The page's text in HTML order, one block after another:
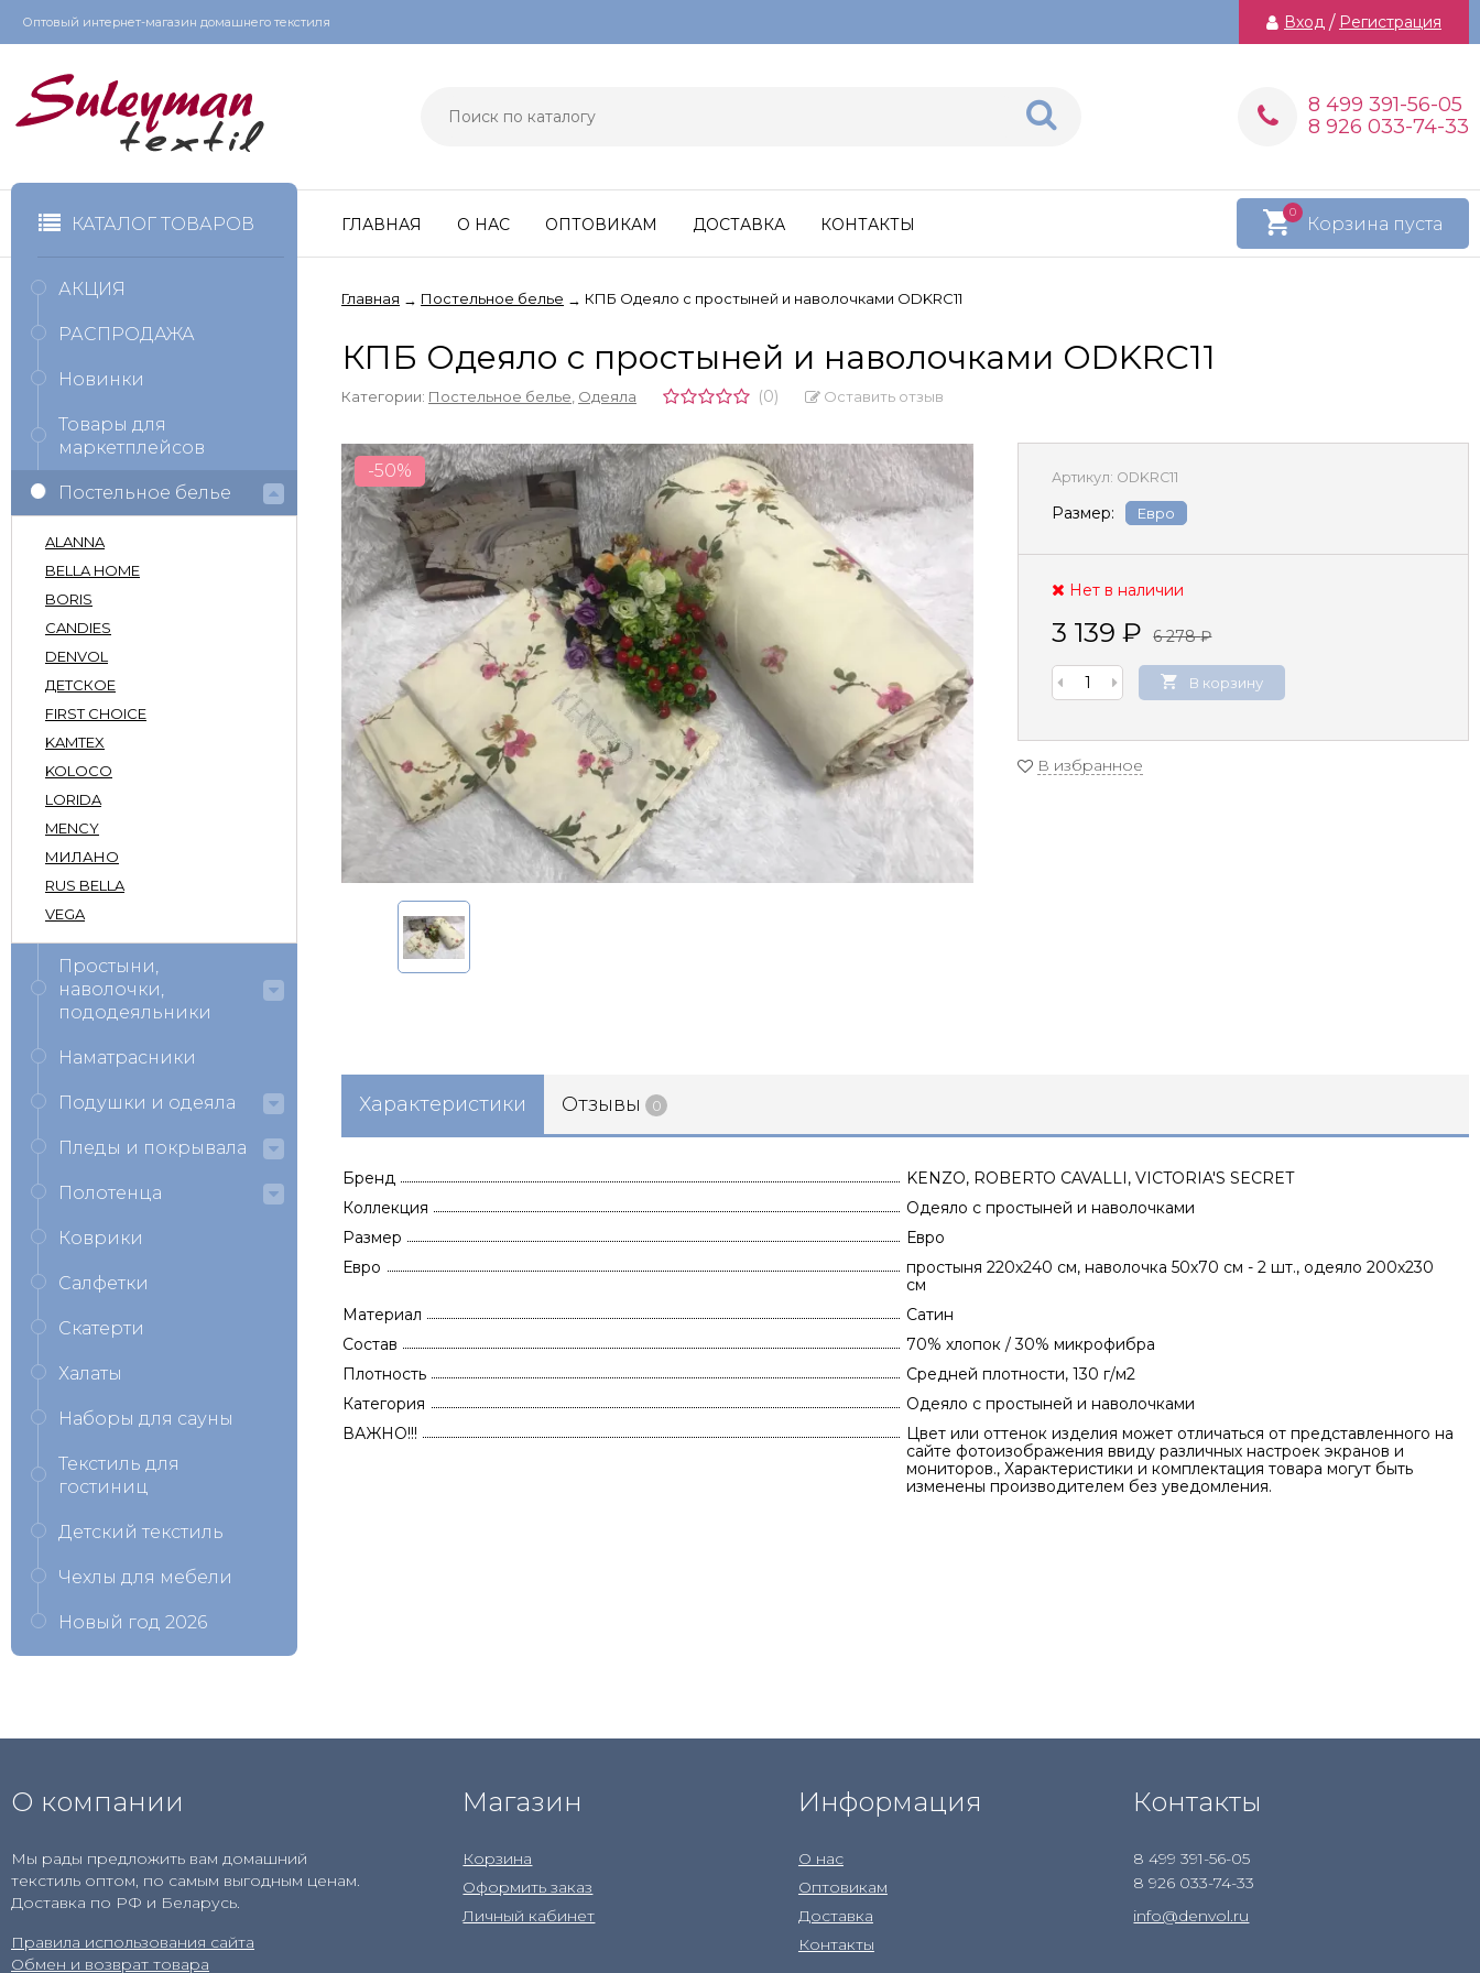
Оптовый интернет-магазин домашнего текстиля Вход / Регистрация
8 499 391-56-05
8 926 033-74-33
КАТАЛОГ ТОВАРОВ Корзина пуста
0
ГЛАВНАЯ О НАС ОПТОВИКАМ ДОСТАВКА КОНТАКТЫ
Главная → Постельное белье → КПБ Одеяло с простыней и наволочками ODKRC11
КПБ Одеяло с простыней и наволочками ODKRC11
Категории: Постельное белье Одеяла (0) Оставить отзыв
-50% Артикул: ODKRC11
Размер: Евро
Нет в наличии
3 139₽ 6 278₽
В корзину
В избранное
Характеристики Отзывы 0
Бренд
KENZO, ROBERTO CAVALLI, VICTORIA'S SECRET
Коллекция
Одеяло с простыней и наволочками
Размер
Евро
Евро
простыня 220х240 см, наволочка 50х70 см - 2 шт., одеяло 200х230
см
Материал
Сатин
Состав
70% хлопок / 30% микрофибра
Плотность
Средней плотности, 130 г/м2
Категория
Одеяло с простыней и наволочками
ВАЖНО!!!
Цвет или оттенок изделия может отличаться от представленного на
сайте фотоизображения ввиду различных настроек экранов и
мониторов., Характеристики и комплектация товара могут быть
изменены производителем без уведомления.
АКЦИЯ
РАСПРОДАЖА
Новинки
Товары для
маркетплейсов
Постельное белье
ALANNA
BELLA HOME
BORIS
CANDIES
DENVOL
ДЕТСКОЕ
FIRST CHOICE
KAMTEX
KOLOCO
LORIDA
MENCY
МИЛАНО
RUS BELLA
VEGA
Простыни,
наволочки,
пододеяльники
Наматрасники
Подушки и одеяла
Пледы и покрывала
Полотенца
Коврики
Салфетки
Скатерти
Халаты
Наборы для сауны
Текстиль для
гостиниц
Детский текстиль
Чехлы для мебели
Новый год 2026
О компании
Мы рады предложить вам домашний
текстиль оптом, по самым выгодным ценам.
Доставка по РФ и Беларусь.
Правила использования сайта
Обмен и возврат товара
Магазин
Корзина
Оформить заказ
Личный кабинет
Информация
О нас
Оптовикам
Доставка
Контакты
Контакты
8 499 391-56-05
8 926 033-74-33
info@denvol.ru